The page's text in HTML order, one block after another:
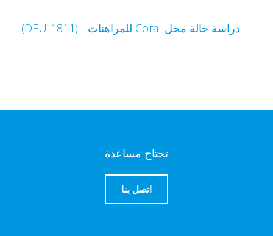
دراسة حالة محل Coral للمراهنات - (DEU-1811)
تحتاج مساعدة
اتصل بنا